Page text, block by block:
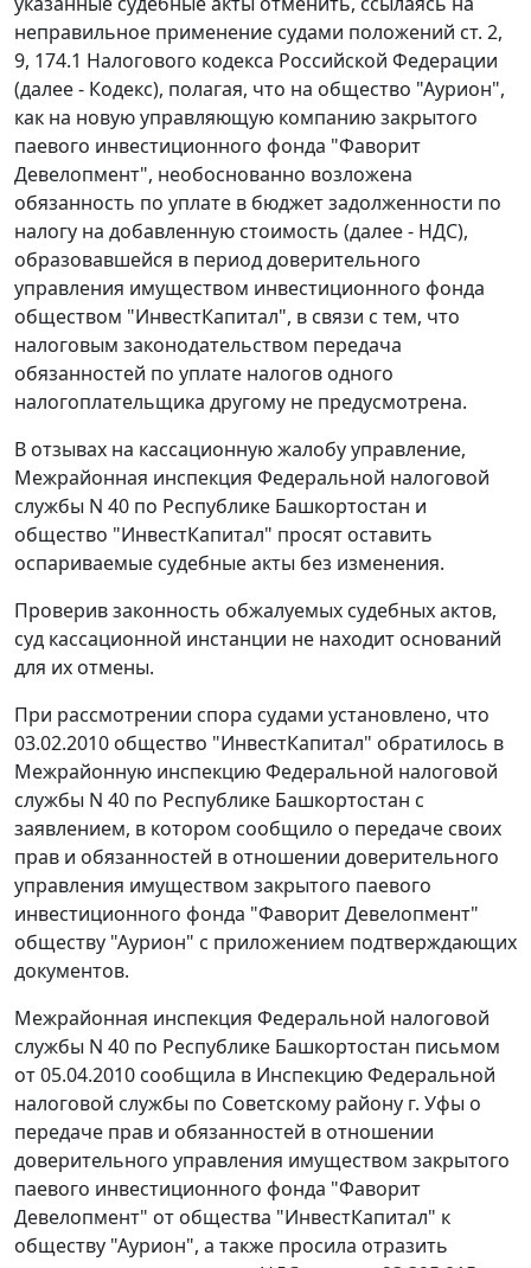
неправильное применение судами положений ст. 2,
9, 174.1 Налогового кодекса Российской Федерации
(далее - Кодекс), полагая, что на общество "Аурион",
как на новую управляющую компанию закрытого
паевого инвестиционного фонда "Фаворит
Девелопмент", необоснованно возложена
обязанность по уплате в бюджет задолженности по
налогу на добавленную стоимость (далее - НДС),
образовавшейся в период доверительного
управления имуществом инвестиционного фонда
обществом "ИнвестКапитал", в связи с тем, что
налоговым законодательством передача
обязанностей по уплате налогов одного
налогоплательщика другому не предусмотрена.
В отзывах на кассационную жалобу управление,
Межрайонная инспекция Федеральной налоговой
службы N 40 по Республике Башкортостан и
общество "ИнвестКапитал" просят оставить
оспариваемые судебные акты без изменения.
Проверив законность обжалуемых судебных актов,
суд кассационной инстанции не находит оснований
для их отмены.
При рассмотрении спора судами установлено, что
03.02.2010 общество "ИнвестКапитал" обратилось в
Межрайонную инспекцию Федеральной налоговой
службы N 40 по Республике Башкортостан с
заявлением, в котором сообщило о передаче своих
прав и обязанностей в отношении доверительного
управления имуществом закрытого паевого
инвестиционного фонда "Фаворит Девелопмент"
обществу "Аурион" с приложением подтверждающих
документов.
Межрайонная инспекция Федеральной налоговой
службы N 40 по Республике Башкортостан письмом
от 05.04.2010 сообщила в Инспекцию Федеральной
налоговой службы по Советскому району г. Уфы о
передаче прав и обязанностей в отношении
доверительного управления имуществом закрытого
паевого инвестиционного фонда "Фаворит
Девелопмент" от общества "ИнвестКапитал" к
обществу "Аурион", а также просила отразить